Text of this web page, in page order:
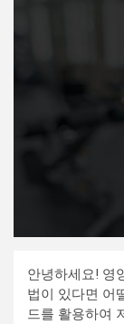
안녕하세요! 영
법이 있다면 어
드를 활용하여